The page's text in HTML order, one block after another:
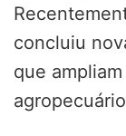
concluiu
que